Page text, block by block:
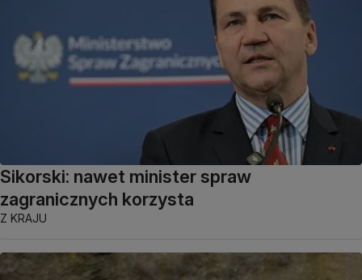
Sikorski: nawet minister spraw
zagranicznych korzysta
Z KRAJU